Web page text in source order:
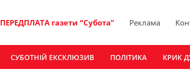
ПЕРЕДПЛАТА газети “Субота” Реклама
СУБОТНІЙ ЕКСКЛЮЗИВ ПОЛІТИКА КРИК